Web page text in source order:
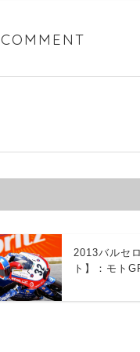
COMMENT
2013バルセ
ト】：モト